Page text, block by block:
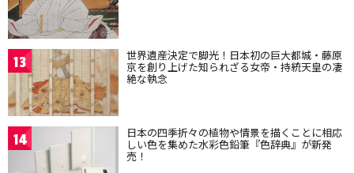
13 世界遺産決定で脚光！日本初の巨大都城・藤原
京を創り上げた知られざる女帝・持統天皇の凄
絶な執念
14 日本の四季折々の植物や情景を描くことに相応
しい色を集めた水彩色鉛筆『色辞典』が新発
売！